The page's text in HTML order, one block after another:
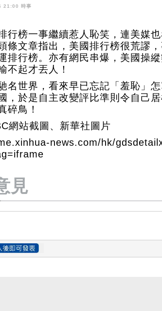
21:00 時事
行榜一事繼續惹人恥笑，連美媒
條文章指出，美國排行榜很荒謬
排行榜。亦有網民串爆，美國操
不起才丟人！
名世界，看來早已忘記「羞恥」
，於是自主改變評比準則令自己
碎鳥！
網站截圖、新華社圖片
news.com/hk/
見